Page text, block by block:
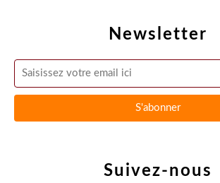
Newsletter
Suivez-nous